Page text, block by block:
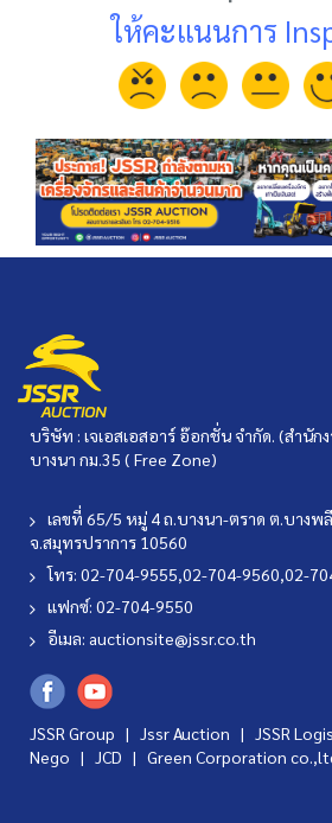
ให้คะแนนการ
บริษัท : เจเอสเอสอาร์ อ๊อกชั่น จำกัด. (สำนั
บางนา กม.35 ( Free Zone)
เลขที่ 65/5 หมู่ 4 ถ.บางนา-ตราด ต.บาง
จ.สมุทรปราการ 10560
โทร: 02-704-9555,02-704-9560,02-
แฟกซ์: 02-704-9550
อีเมล: auctionsite@jssr.co.th
JSSR Group | Jssr Auction | JSSR
Nego | JCD | Green Corporation